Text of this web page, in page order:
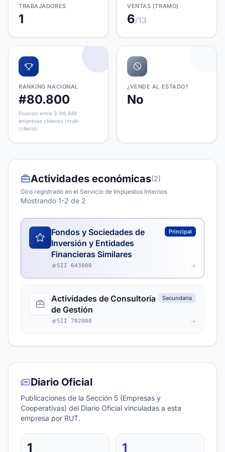
TRABAJADORES
1
VENTAS (TRAMO)
6/13
RANKING NACIONAL
#80.800
Posición entre 3.316.848
empresas chilenas (multi-
criterio).
¿VENDE AL ESTADO?
No
Actividades económicas(2)
Giro registrado en el Servicio de Impuestos Internos
Mostrando 1-2 de 2
Fondos y Sociedades de
Inversión y Entidades
Financieras Similares
Principal
SII 643000
Actividades de Consultoría
de Gestión
Secundaria
SII 702000
Diario Oficial
Publicaciones de la Sección 5 (Empresas y
Cooperativas) del Diario Oficial vinculadas a esta
empresa por RUT.
1 1